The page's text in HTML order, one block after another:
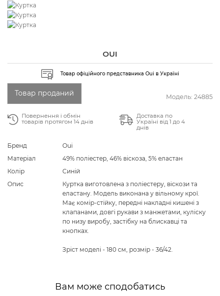
OUI
Товар офіційного представника Oui в Україні
Модель: 24885
Товар проданий
Повернення і обмін
товарів протягом 14 днів
Доставка по
Україні від 1 до 4
днів
Бренд
Oui
Матеріал
49% поліестер, 46% віскоза, 5% еластан
Колір
Синій
Опис
Куртка виготовлена з поліестеру, віскози та
еластану. Модель виконана у вільному крої.
Має комір-стійку, передні накладні кишені з
клапанами, довгі рукави з манжетами, куліску
по низу виробу, застібку на блискавці та
кнопках.
Зріст моделі - 180 см, розмір - 36/42.
Вам може сподобатись